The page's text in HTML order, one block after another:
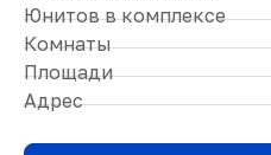
Юнитов в комплексе
Комнаты
Площади
Адрес